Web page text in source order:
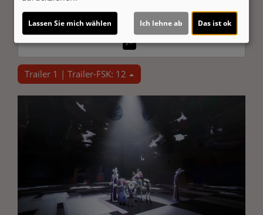
bereitgestellte externe Inhalte laden?
Ja
Trailer 1 | Trailer-FSK: 12
Lassen Sie mich wählen Ich lehne ab Das ist ok